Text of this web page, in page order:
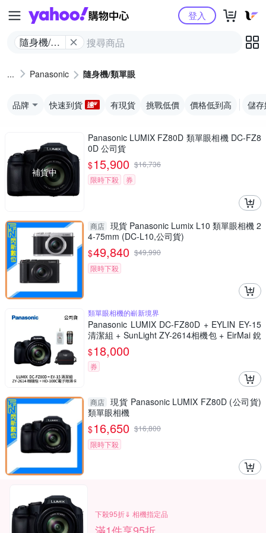
Yahoo購物中心
隨身機/類
登入
Panasonic 隨身機/類單眼
品牌 快速到貨 有現貨 挑戰低價 價格低到高 儲
補貨中
Panasonic LUMIX FZ80D 類單眼相機 DC-FZ8
0D 公司貨
$15,900 $16,736
限時下殺
券
商店 現貨 Panasonic Lumix L10 類單眼相機 2
4-75mm (DC-L10,公司貨)
$49,840 $49,990
限時下殺
類單眼相機的嶄新境界
Panasonic LUMIX DC-FZ80D + EYLIN EY-15
清潔組 + SunLight ZY-2614相機包 + EirMai 銳
瑪 HD-100C電子除濕卡 FZ80D (公司貨)
$18,000
券
商店 現貨 Panasonic LUMIX FZ80D (公司貨)
類單眼相機
$16,650 $16,800
限時下殺
下殺95折⇓ 相機指定品